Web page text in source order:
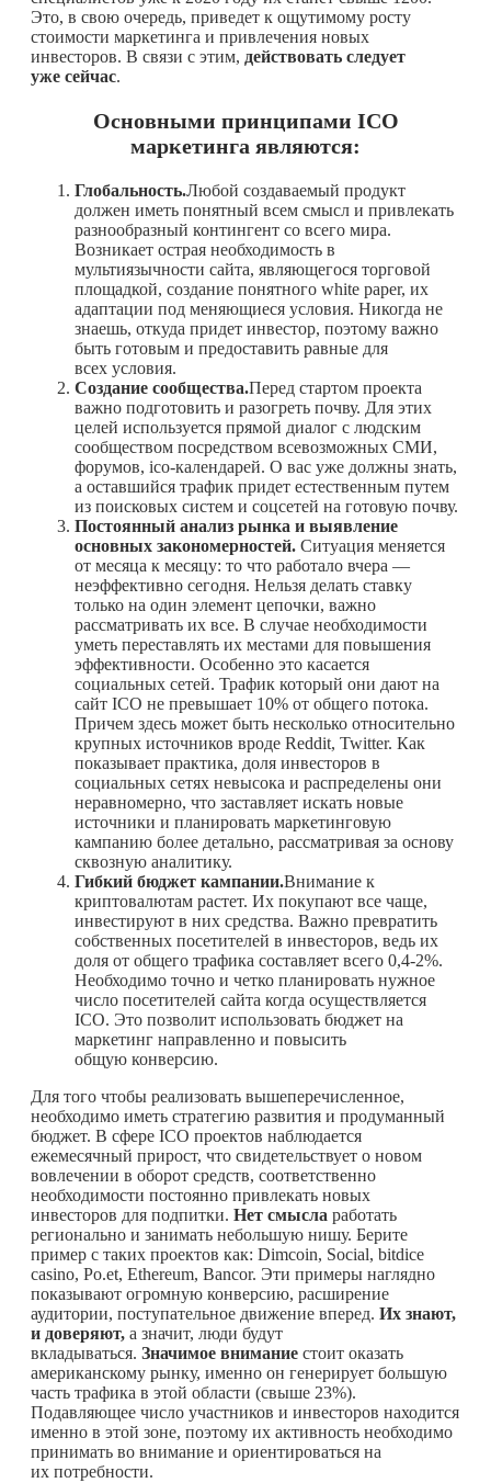
Это, в свою очередь, приведет к ощутимому росту
стоимости маркетинга и привлечения новых
инвесторов. В связи с этим, действовать следует
уже сейчас.
Основными принципами ICO
маркетинга являются:
Глобальность.Любой создаваемый продукт
должен иметь понятный всем смысл и привлекать
разнообразный контингент со всего мира.
Возникает острая необходимость в
мультиязычности сайта, являющегося торговой
площадкой, создание понятного white paper, их
адаптации под меняющиеся условия. Никогда не
знаешь, откуда придет инвестор, поэтому важно
быть готовым и предоставить равные для
всех условия.
Создание сообщества.Перед стартом проекта
важно подготовить и разогреть почву. Для этих
целей используется прямой диалог с людским
сообществом посредством всевозможных СМИ,
форумов, ico-календарей. О вас уже должны знать,
а оставшийся трафик придет естественным путем
из поисковых систем и соцсетей на готовую почву.
Постоянный анализ рынка и выявление
основных закономерностей. Ситуация меняется
от месяца к месяцу: то что работало вчера —
неэффективно сегодня. Нельзя делать ставку
только на один элемент цепочки, важно
рассматривать их все. В случае необходимости
уметь переставлять их местами для повышения
эффективности. Особенно это касается
социальных сетей. Трафик который они дают на
сайт ICO не превышает 10% от общего потока.
Причем здесь может быть несколько относительно
крупных источников вроде Reddit, Twitter. Как
показывает практика, доля инвесторов в
социальных сетях невысока и распределены они
неравномерно, что заставляет искать новые
источники и планировать маркетинговую
кампанию более детально, рассматривая за основу
сквозную аналитику.
Гибкий бюджет кампании.Внимание к
криптовалютам растет. Их покупают все чаще,
инвестируют в них средства. Важно превратить
собственных посетителей в инвесторов, ведь их
доля от общего трафика составляет всего 0,4-2%.
Необходимо точно и четко планировать нужное
число посетителей сайта когда осуществляется
ICO. Это позволит использовать бюджет на
маркетинг направленно и повысить
общую конверсию.
Для того чтобы реализовать вышеперечисленное,
необходимо иметь стратегию развития и продуманный
бюджет. В сфере ICO проектов наблюдается
ежемесячный прирост, что свидетельствует о новом
вовлечении в оборот средств, соответственно
необходимости постоянно привлекать новых
инвесторов для подпитки. Нет смысла работать
регионально и занимать небольшую нишу. Берите
пример с таких проектов как: Dimcoin, Social, bitdice
casino, Po.et, Ethereum, Bancor. Эти примеры наглядно
показывают огромную конверсию, расширение
аудитории, поступательное движение вперед. Их знают,
и доверяют, а значит, люди будут
вкладываться. Значимое внимание стоит оказать
американскому рынку, именно он генерирует большую
часть трафика в этой области (свыше 23%).
Подавляющее число участников и инвесторов находится
именно в этой зоне, поэтому их активность необходимо
принимать во внимание и ориентироваться на
их потребности.